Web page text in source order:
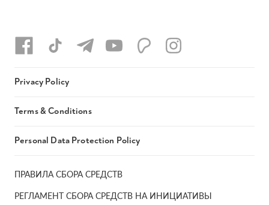
ПРАВИЛА СБОРА СРЕДСТВ
РЕГЛАМЕНТ СБОРА СРЕДСТВ НА ИНИЦИАТИВЫ
Privacy Policy
Terms & Conditions
Personal Data Protection Policy